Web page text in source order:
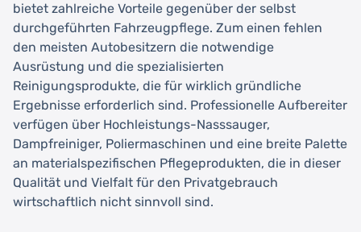
bietet zahlreiche Vorteile gegenüber der selbst
durchgeführten Fahrzeugpflege. Zum einen fehlen
den meisten Autobesitzern die notwendige
Ausrüstung und die spezialisierten
Reinigungsprodukte, die für wirklich gründliche
Ergebnisse erforderlich sind. Professionelle Aufbereiter
verfügen über Hochleistungs-Nasssauger,
Dampfreiniger, Poliermaschinen und eine breite Palette
an materialspezifischen Pflegeprodukten, die in dieser
Qualität und Vielfalt für den Privatgebrauch
wirtschaftlich nicht sinnvoll sind.